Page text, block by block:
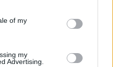
of my
my
Advertising.